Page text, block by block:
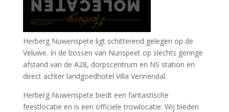
Herberg Nuwenspete ligt schitterend gelegen op de
Veluwe. In de bossen van Nunspeet op slechts geringe
afstand van de A28, dorpscentrum en NS station en
direct achter landgoedhotel Villa Vennendal.
Herberg Nuwenspete biedt een fantastische
feestlocatie en is een officiele trowlocatie. Wij bieden